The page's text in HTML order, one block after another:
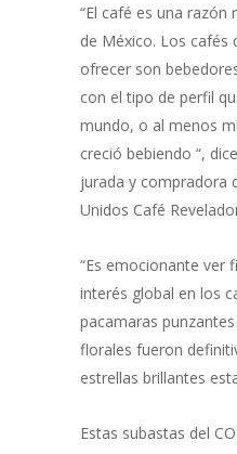
“El café es una razón
de México. Los cafés
ofrecer son
con el tipo de perfil
mundo, o al menos
creció bebiendo “,
jurada y compradora
Unidos Café
“Es emocionante ver
interés global en los
pacamaras
florales fueron
estrellas brillantes
Estas subastas del